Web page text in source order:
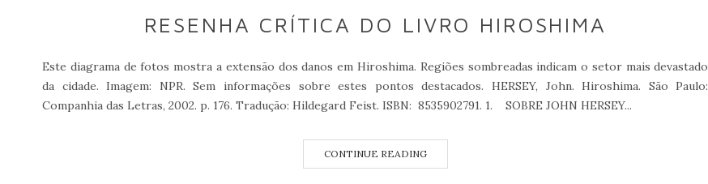
RESENHA CRÍTICA DO LIVRO HIROSHIMA
Este diagrama de fotos mostra a extensão dos danos em Hiroshima. Regiões sombreadas indicam o setor mais devastado
da cidade. Imagem: NPR. Sem informações sobre estes pontos destacados. HERSEY, John. Hiroshima. São Paulo:
Companhia das Letras, 2002. p. 176. Tradução: Hildegard Feist. ISBN: 8535902791. 1. SOBRE JOHN HERSEY...
CONTINUE READING